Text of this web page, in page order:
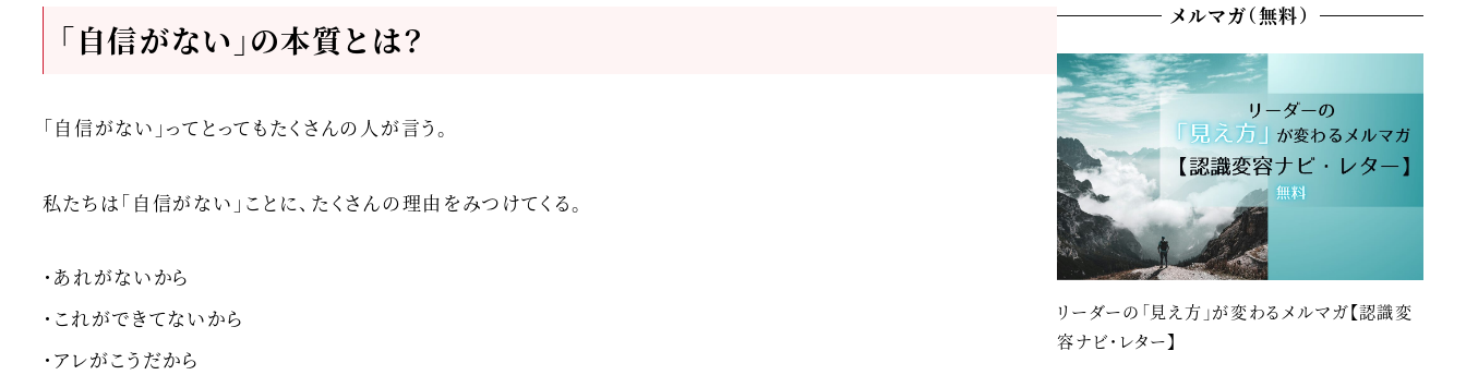
「自信がない」の本質とは？
「自信がない」ってとってもたくさんの人が言う。
私たちは「自信がない」ことに、たくさんの理由をみつけてくる。
・あれがないから
・これができてないから
・アレがこうだから
メルマガ（無料）
リーダーの「見え方」が変わるメルマガ【認識変
容ナビ・レター】